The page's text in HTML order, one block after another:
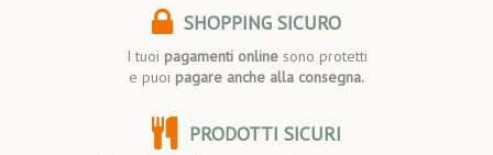
SHOPPING SICURO
I tuoi pagamenti onlinesono protetti
e puoi pagare anche alla consegna.
PRODOTTI SICURI